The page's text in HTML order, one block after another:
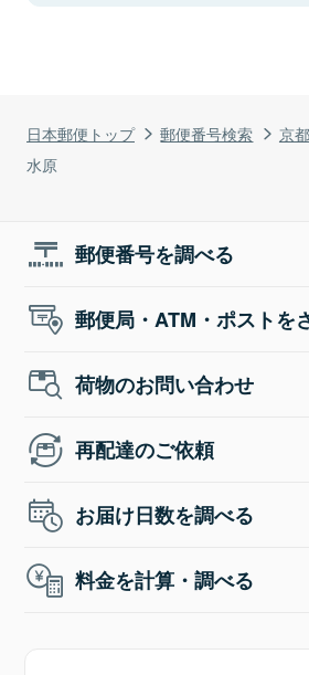
日本郵便トップ 郵便番号検索 京
水原
郵便番号を調べる
郵便局・ATM・ポストを
荷物のお問い合わせ
再配達のご依頼
お届け日数を調べる
料金を計算・調べる